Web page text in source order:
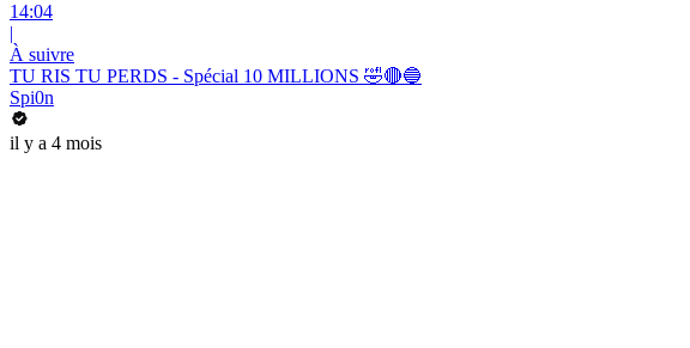
14:04
|
À suivre
TU RIS TU PERDS - Spécial 10 MILLIONS 🤣🔴🔵
Spi0n
il y a 4 mois